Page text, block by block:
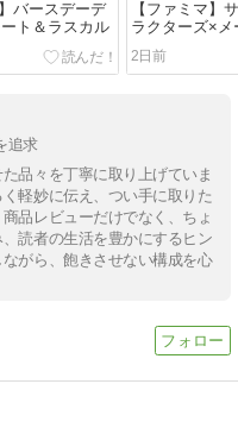
バースデーデ
ト＆ラスカル
【ファミマ】
ラクターズ×メ
コット
2日前
追求
品々を丁寧に取り上げていま
軽妙に伝え、つい手に取りた
品レビューだけでなく、ちょ
読者の生活を豊かにするヒン
がら、飽きさせない構成を心